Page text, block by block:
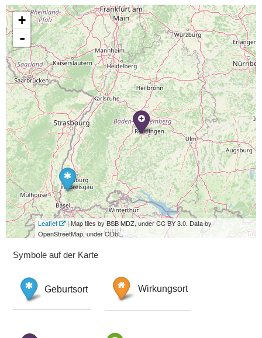
+
-
Leaflet
| Map tiles by BSB MDZ, under CC BY 3.0. Data by
OpenStreetMap, under ODbL.
Symbole auf der Karte
Geburtsort Wirkungsort